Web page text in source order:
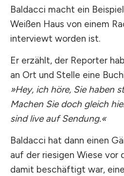
Baldacci macht ein
Weißen Haus von einem
interviewt worden ist.
Er erzählt, der Reporter
an Ort und Stelle eine
»Hey, ich höre, Sie haben
Machen Sie doch gleich
sind live auf Sendung.«
Baldacci hat dann einen
auf der riesigen Wiese vor
damit beschäftigt war,